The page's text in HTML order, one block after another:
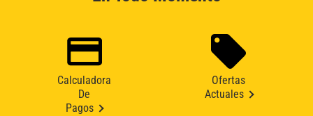
Calculadora
De
Pagos
Ofertas
Actuales